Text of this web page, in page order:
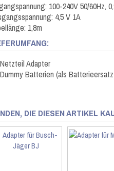
100-240V 50/60Hz,
4,5 V 1A
1,8m
Adapter
Batterien (als
DIE DIESEN ARTIKEL